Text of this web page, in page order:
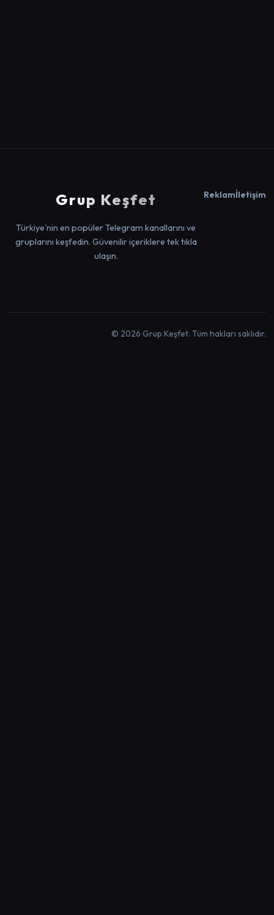
Grup Keşfet
Türkiye'nin en popüler Telegram kanallarını ve
gruplarını keşfedin. Güvenilir içeriklere tek tıkla
ulaşın.
Reklamİletişim
© 2026 Grup Keşfet. Tüm hakları saklıdır.